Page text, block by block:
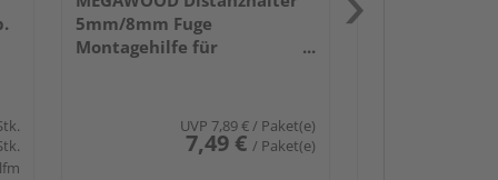
5mm/8mm Fuge
Montagehilfe für
UVP 7,89 €/ Paket(e)
7,49 € / Paket(e)